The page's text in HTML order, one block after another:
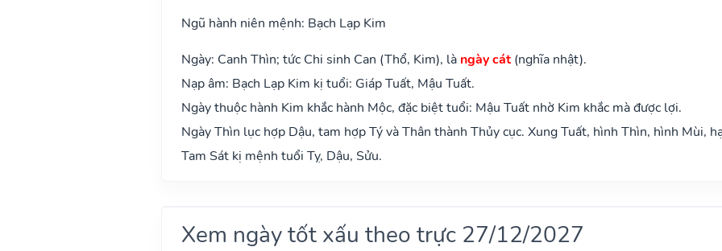
Ngũ hành niên mệnh: Bạch Lạp Kim
Ngày: Canh Thìn; tức Chi sinh Can (Thổ, Kim), là ngày cát(nghĩa nhật).
Nạp âm: Bạch Lạp Kim kị tuổi: Giáp Tuất, Mậu Tuất.
Ngày thuộc hành Kim khắc hành Mộc, đặc biệt tuổi: Mậu Tuất nhờ Kim khắc mà được lợi.
Ngày Thìn lục hợp Dậu, tam hợp Tý và Thân thành Thủy cục. Xung Tuất, hình Thìn, hình Mùi,
Tam Sát kị mệnh tuổi Tỵ, Dậu, Sửu.
Xem ngày tốt xấu theo trực 27/12/2027